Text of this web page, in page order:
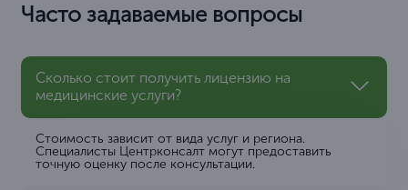
Часто задаваемые вопросы
Сколько стоит получить лицензию на
медицинские услуги?
Стоимость зависит от вида услуг и региона.
Специалисты Центрконсалт могут предоставить
точную оценку после консультации.